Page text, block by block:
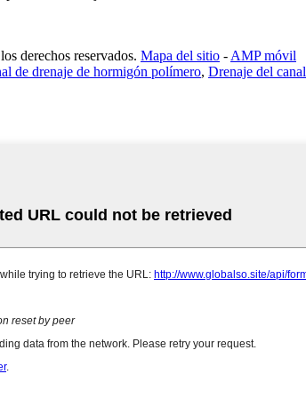
derechos reservados. Mapa del sitio - AMP móvil
de drenaje de hormigón polímero, Drenaje del canal